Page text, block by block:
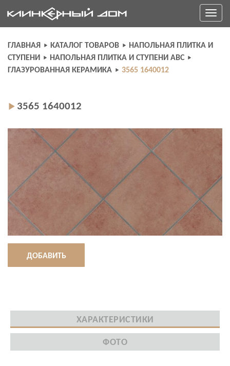
to
content
Toggle
ГЛАВНАЯ КАТАЛОГ ТОВАРОВ
НАПОЛЬНАЯ ПЛИТКА И
СТУПЕНИ
НАПОЛЬНАЯ ПЛИТКА И СТУПЕНИ ABC
ГЛАЗУРОВАННАЯ КЕРАМИКА
3565 1640012
3565 1640012
ДОБАВИТЬ
ХАРАКТЕРИСТИКИ
ФОТО